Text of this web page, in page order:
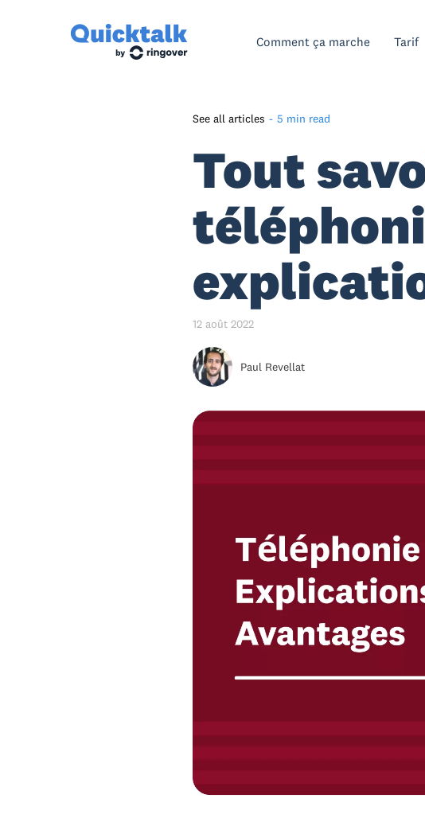
Comment ça marche Tarif
See all articles - 5 min read
Tout
12 août 2022
Paul Revellat